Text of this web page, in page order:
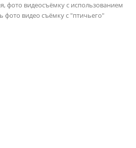
фото видеосъёмку с использованием
фото видео съёмку с "птичьего"